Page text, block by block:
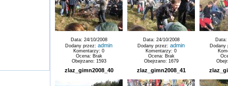
Data: 24/10/2008
Dodany przez: admin
Komentarzy: 0
Ocena: Brak
Obejrzano: 1593
Data: 24/10/2008
Dodany przez: admin
Komentarzy: 0
Ocena: Brak
Obejrzano: 1679
Data:
zlaz_gimn2008_40 zlaz_gimn2008_41